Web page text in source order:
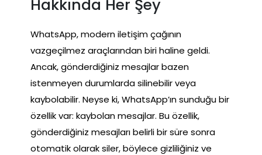
Hakkında Her Şey
WhatsApp, modern iletişim çağının
vazgeçilmez araçlarından biri haline geldi.
Ancak, gönderdiğiniz mesajlar bazen
istenmeyen durumlarda silinebilir veya
kaybolabilir. Neyse ki, WhatsApp’ın sunduğu bir
özellik var: kaybolan mesajlar. Bu özellik,
gönderdiğiniz mesajları belirli bir süre sonra
otomatik olarak siler, böylece gizliliğiniz ve